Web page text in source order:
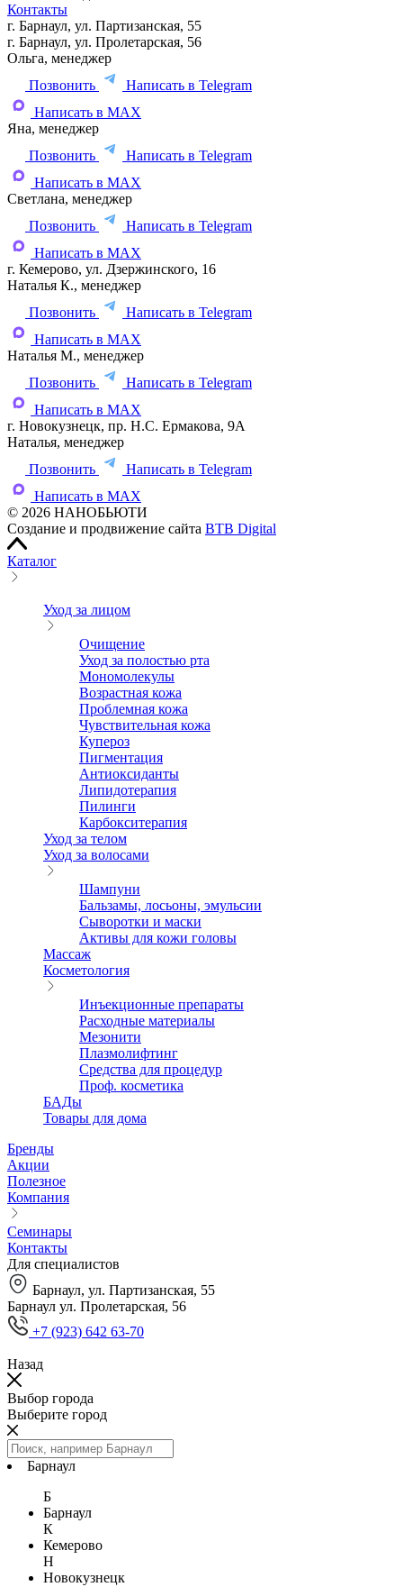
Контакты
г. Барнаул, ул. Партизанская, 55
г. Барнаул, ул. Пролетарская, 56
Ольга, менеджер
Позвонить
Написать в Telegram
Написать в MAX
Яна, менеджер
Позвонить
Написать в Telegram
Написать в MAX
Светлана, менеджер
Позвонить
Написать в Telegram
Написать в MAX
г. Кемерово, ул. Дзержинского, 16
Наталья К., менеджер
Позвонить
Написать в Telegram
Написать в MAX
Наталья М., менеджер
Позвонить
Написать в Telegram
Написать в MAX
г. Новокузнецк, пр. Н.С. Ермакова, 9А
Наталья, менеджер
Позвонить
Написать в Telegram
Написать в MAX
© 2026 НАНОБЬЮТИ
Создание и продвижение сайта BTB Digital
Каталог
Уход за лицом
Очищение
Уход за полостью рта
Мономолекулы
Возрастная кожа
Проблемная кожа
Чувствительная кожа
Купероз
Пигментация
Антиоксиданты
Липидотерапия
Пилинги
Карбокситерапия
Уход за телом
Уход за волосами
Шампуни
Бальзамы, лосьоны, эмульсии
Сыворотки и маски
Активы для кожи головы
Массаж
Косметология
Инъекционные препараты
Расходные материалы
Мезонити
Плазмолифтинг
Средства для процедур
Проф. косметика
БАДы
Товары для дома
Бренды
Акции
Полезное
Компания
Семинары
Контакты
Для специалистов
Барнаул, ул. Партизанская, 55
Барнаул ул. Пролетарская, 56
+7 (923) 642 63-70
Назад
Выбор города
Выберите город
Барнаул
Б
Барнаул
К
Кемерово
Н
Новокузнецк